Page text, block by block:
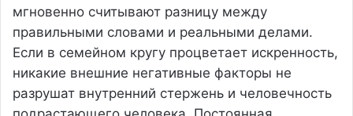
мгновенно считывают разницу между
правильными словами и реальными делами.
Если в семейном кругу процветает искренность,
никакие внешние негативные факторы не
разрушат внутренний стержень и человечность